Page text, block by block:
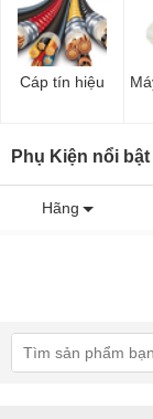
Cáp tín hiệu
Phụ Kiện nổi bật
Hãng